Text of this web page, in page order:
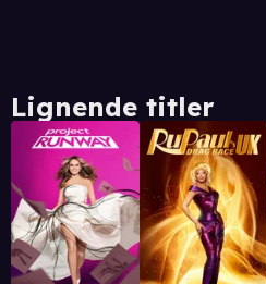
Lignende titler